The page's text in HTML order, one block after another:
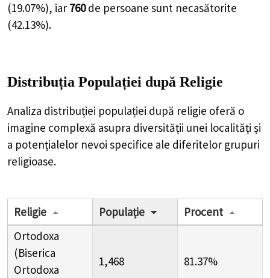
(19.07%), iar 760 de persoane sunt necasătorite
(42.13%).
Distribuția Populației după Religie
Analiza distribuției populației după religie oferă o
imagine complexă asupra diversității unei localități și
a potențialelor nevoi specifice ale diferitelor grupuri
religioase.
Religie Populație
Procent
Ortodoxa
(Biserica
Ortodoxa
1,468 81.37%